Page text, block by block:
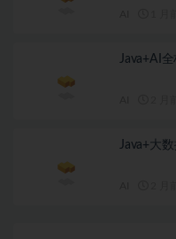
Java+AI
Java+大